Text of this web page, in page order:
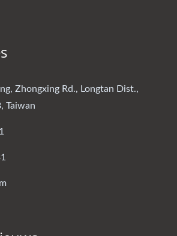
Zhongxing Rd., Longtan Dist.,
Taiwan